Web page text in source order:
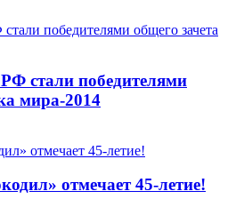
стали победителями
мира-2014
отмечает 45-летие!